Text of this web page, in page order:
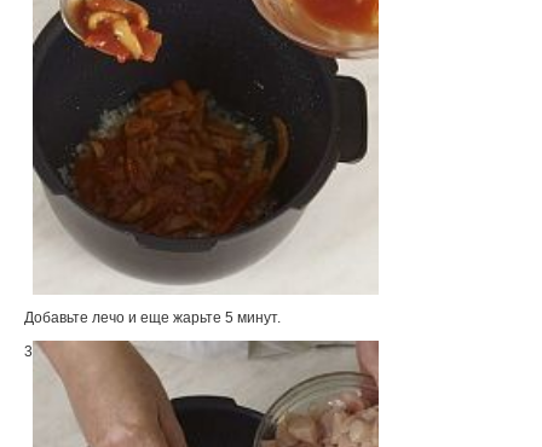
Добавьте лечо и еще жарьте 5 минут.
3